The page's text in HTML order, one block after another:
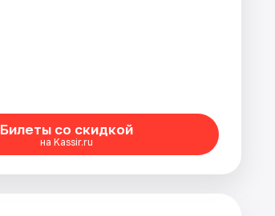
Билеты со скидкой
на Kassir.ru